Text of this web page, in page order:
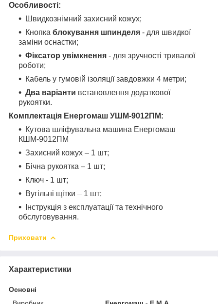
Особливості:
Швидкознімний захисний кожух;
Кнопка блокування шпинделя - для швидкої
заміни оснастки;
Фіксатор увімкнення - для зручності тривалої
роботи;
Кабель у гумовій ізоляції завдовжки 4 метри;
Два варіанти встановлення додаткової
рукоятки.
Комплектація Енергомаш УШМ-9012ПМ:
Кутова шліфувальна машина Енергомаш
КШМ-9012ПМ
Захисний кожух – 1 шт;
Бічна рукоятка – 1 шт;
Ключ - 1 шт;
Вугільні щітки – 1 шт;
Інструкція з експлуатації та технічного
обслуговування.
Приховати
Характеристики
Основні